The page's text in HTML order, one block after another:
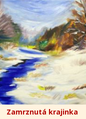
Zamrznutá krajinka